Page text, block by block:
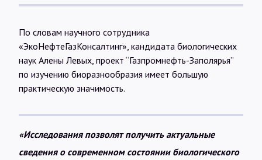
По словам научного сотрудника
«ЭкоНефтеГазКонсалтинг», кандидата биологических
наук Алены Левых, проект “Газпромнефть-Заполярья”
по изучению биоразнообразия имеет большую
практическую значимость.
«Исследования позволят получить актуальные
сведения о современном состоянии биологического